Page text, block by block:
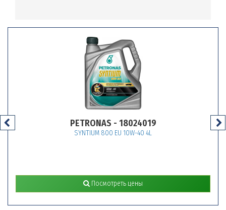
PETRONAS - 18024019
SYNTIUM 800 EU 10W-40 4L
Посмотреть цены